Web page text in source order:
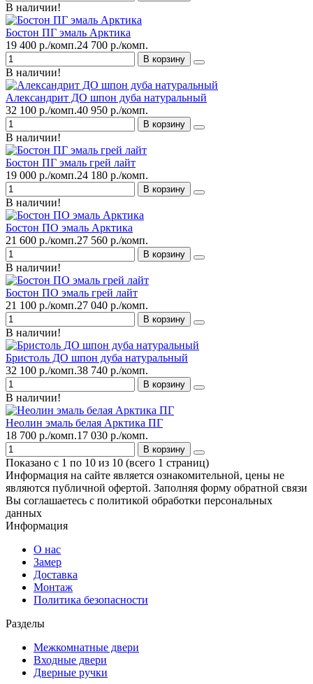
В наличии!
Бостон ПГ эмаль Арктика
19 400 р./комп.24 700 р./комп.
В корзину
В наличии!
Александрит ДО шпон дуба натуральный
32 100 р./комп.40 950 р./комп.
В корзину
В наличии!
Бостон ПГ эмаль грей лайт
19 000 р./комп.24 180 р./комп.
В корзину
В наличии!
Бостон ПО эмаль Арктика
21 600 р./комп.27 560 р./комп.
В корзину
В наличии!
Бостон ПО эмаль грей лайт
21 100 р./комп.27 040 р./комп.
В корзину
В наличии!
Бристоль ДО шпон дуба натуральный
32 100 р./комп.38 740 р./комп.
В корзину
В наличии!
Неолин эмаль белая Арктика ПГ
18 700 р./комп.17 030 р./комп.
В корзину
Показано с 1 по 10 из 10 (всего 1 страниц)
Информация на сайте является ознакомительной, цены не
являются публичной офертой. Заполняя форму обратной связи
Вы соглашаетесь с политикой обработки персональных
данных
Информация
О нас
Замер
Доставка
Монтаж
Политика безопасности
Разделы
Межкомнатные двери
Входные двери
Дверные ручки